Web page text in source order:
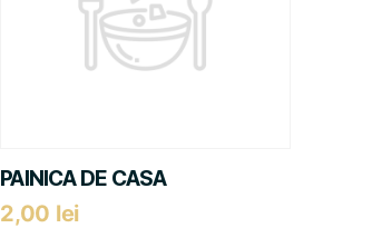
PAINICA DE CASA
2,00 lei